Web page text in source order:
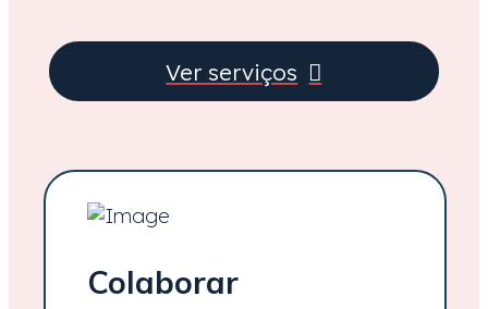
Ver serviços
Colaborar